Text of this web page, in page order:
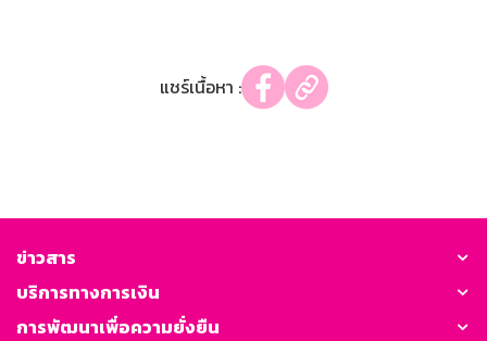
แชร์เนื้อหา :
ข่าวสาร
บริการทางการเงิน
การพัฒนาเพื่อความยั่งยืน